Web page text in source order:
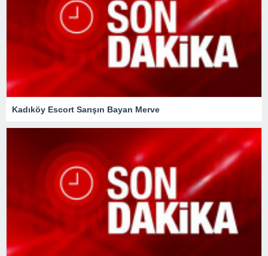
Kadıköy Escort Sarışın Bayan Merve